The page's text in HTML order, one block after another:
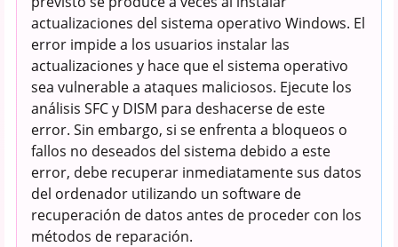
actualizaciones del sistema operativo Windows. El
error impide a los usuarios instalar las
actualizaciones y hace que el sistema operativo
sea vulnerable a ataques maliciosos. Ejecute los
análisis SFC y DISM para deshacerse de este
error. Sin embargo, si se enfrenta a bloqueos o
fallos no deseados del sistema debido a este
error, debe recuperar inmediatamente sus datos
del ordenador utilizando un software de
recuperación de datos antes de proceder con los
métodos de reparación.